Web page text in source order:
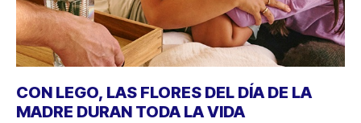
CON LEGO, LAS FLORES DEL DÍA DE LA
MADRE DURAN TODA LA VIDA